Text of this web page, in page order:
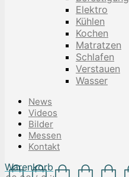
Elektro
Kühlen
Kochen
Matratzen
Schlafen
Verstauen
Wasser
News
Videos
Bilder
Messen
Kontakt
Warenkorb